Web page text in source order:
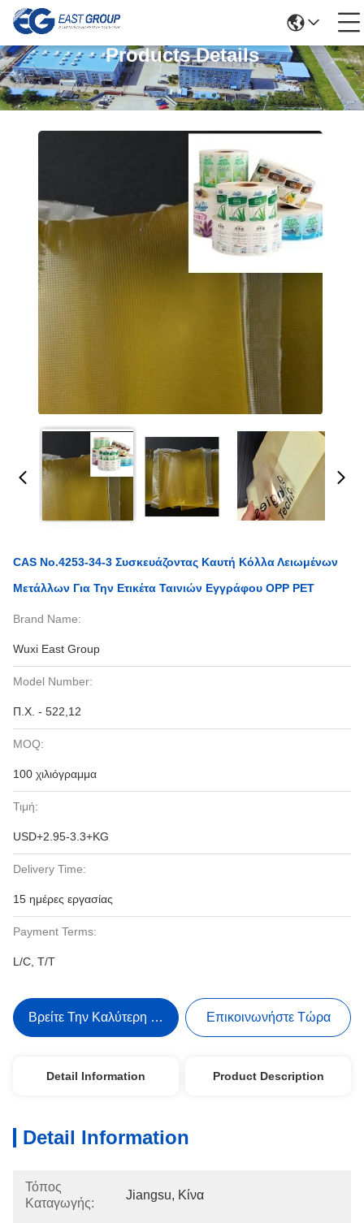
Products Details
CAS No.4253-34-3 Συσκευάζοντας Καυτή Κόλλα Λειωμένων
Μετάλλων Για Την Ετικέτα Ταινιών Εγγράφου OPP PET
Brand Name:
Wuxi East Group
Model Number:
Π.Χ. - 522,12
MOQ:
100 χιλιόγραμμα
Τιμή:
USD+2.95-3.3+KG
Delivery Time:
15 ημέρες εργασίας
Payment Terms:
L/C, T/T
Βρείτε Την Καλύτερη Τιμή Επικοινωνήστε Τώρα
Detail Information Product Description
Detail Information
Τόπος
Καταγωγής:
Jiangsu, Κίνα